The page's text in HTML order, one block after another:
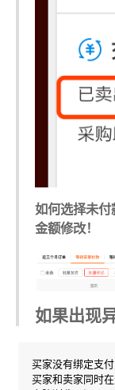
如何选择未
金额修改！
如果出现
买家没有绑定支
买家和卖家同时